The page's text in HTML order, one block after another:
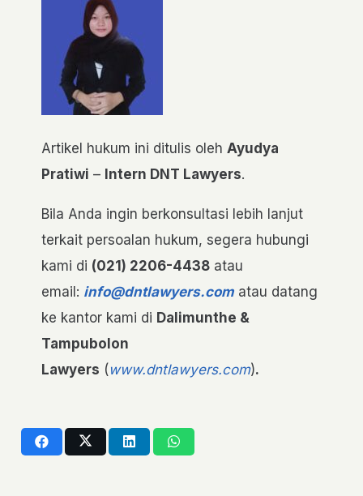
Artikel hukum ini ditulis oleh Ayudya
Pratiwi – Intern DNT Lawyers.
Bila Anda ingin berkonsultasi lebih lanjut
terkait persoalan hukum, segera hubungi
kami di (021) 2206-4438 atau
email: info@dntlawyers.com atau datang
ke kantor kami di Dalimunthe &
Tampubolon
Lawyers ( www.dntlawyers.com).